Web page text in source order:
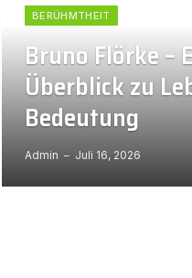
BERÜHMTHEIT
Bruno Flörke –
Überblick zu
Bedeutung
Admin Juli 16, 2026